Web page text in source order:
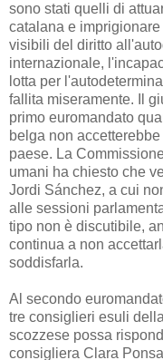
sono stati quelli di
catalana e
visibili del diritto
internazionale,
lotta per
fallita miseramente.
Il
primo euromandato
belga non
paese. La
umani ha chiesto che
Jordi Sánchez, a cui
alle sessioni
tipo non è discutibile,
continua a non
soddisfarla.
Al secondo
tre consiglieri esuli
scozzese possa
consigliera Clara